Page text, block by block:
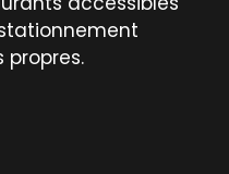
propres.